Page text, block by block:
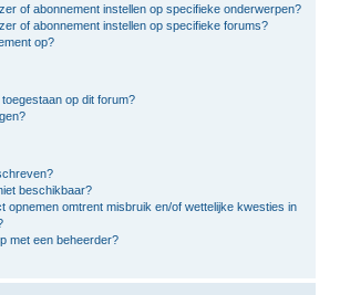
of abonnement instellen op specifieke onderwerpen?
of abonnement instellen op specifieke forums?
op?
op dit forum?
beschikbaar?
opnemen omtrent misbruik en/of wettelijke kwesties in
met een beheerder?